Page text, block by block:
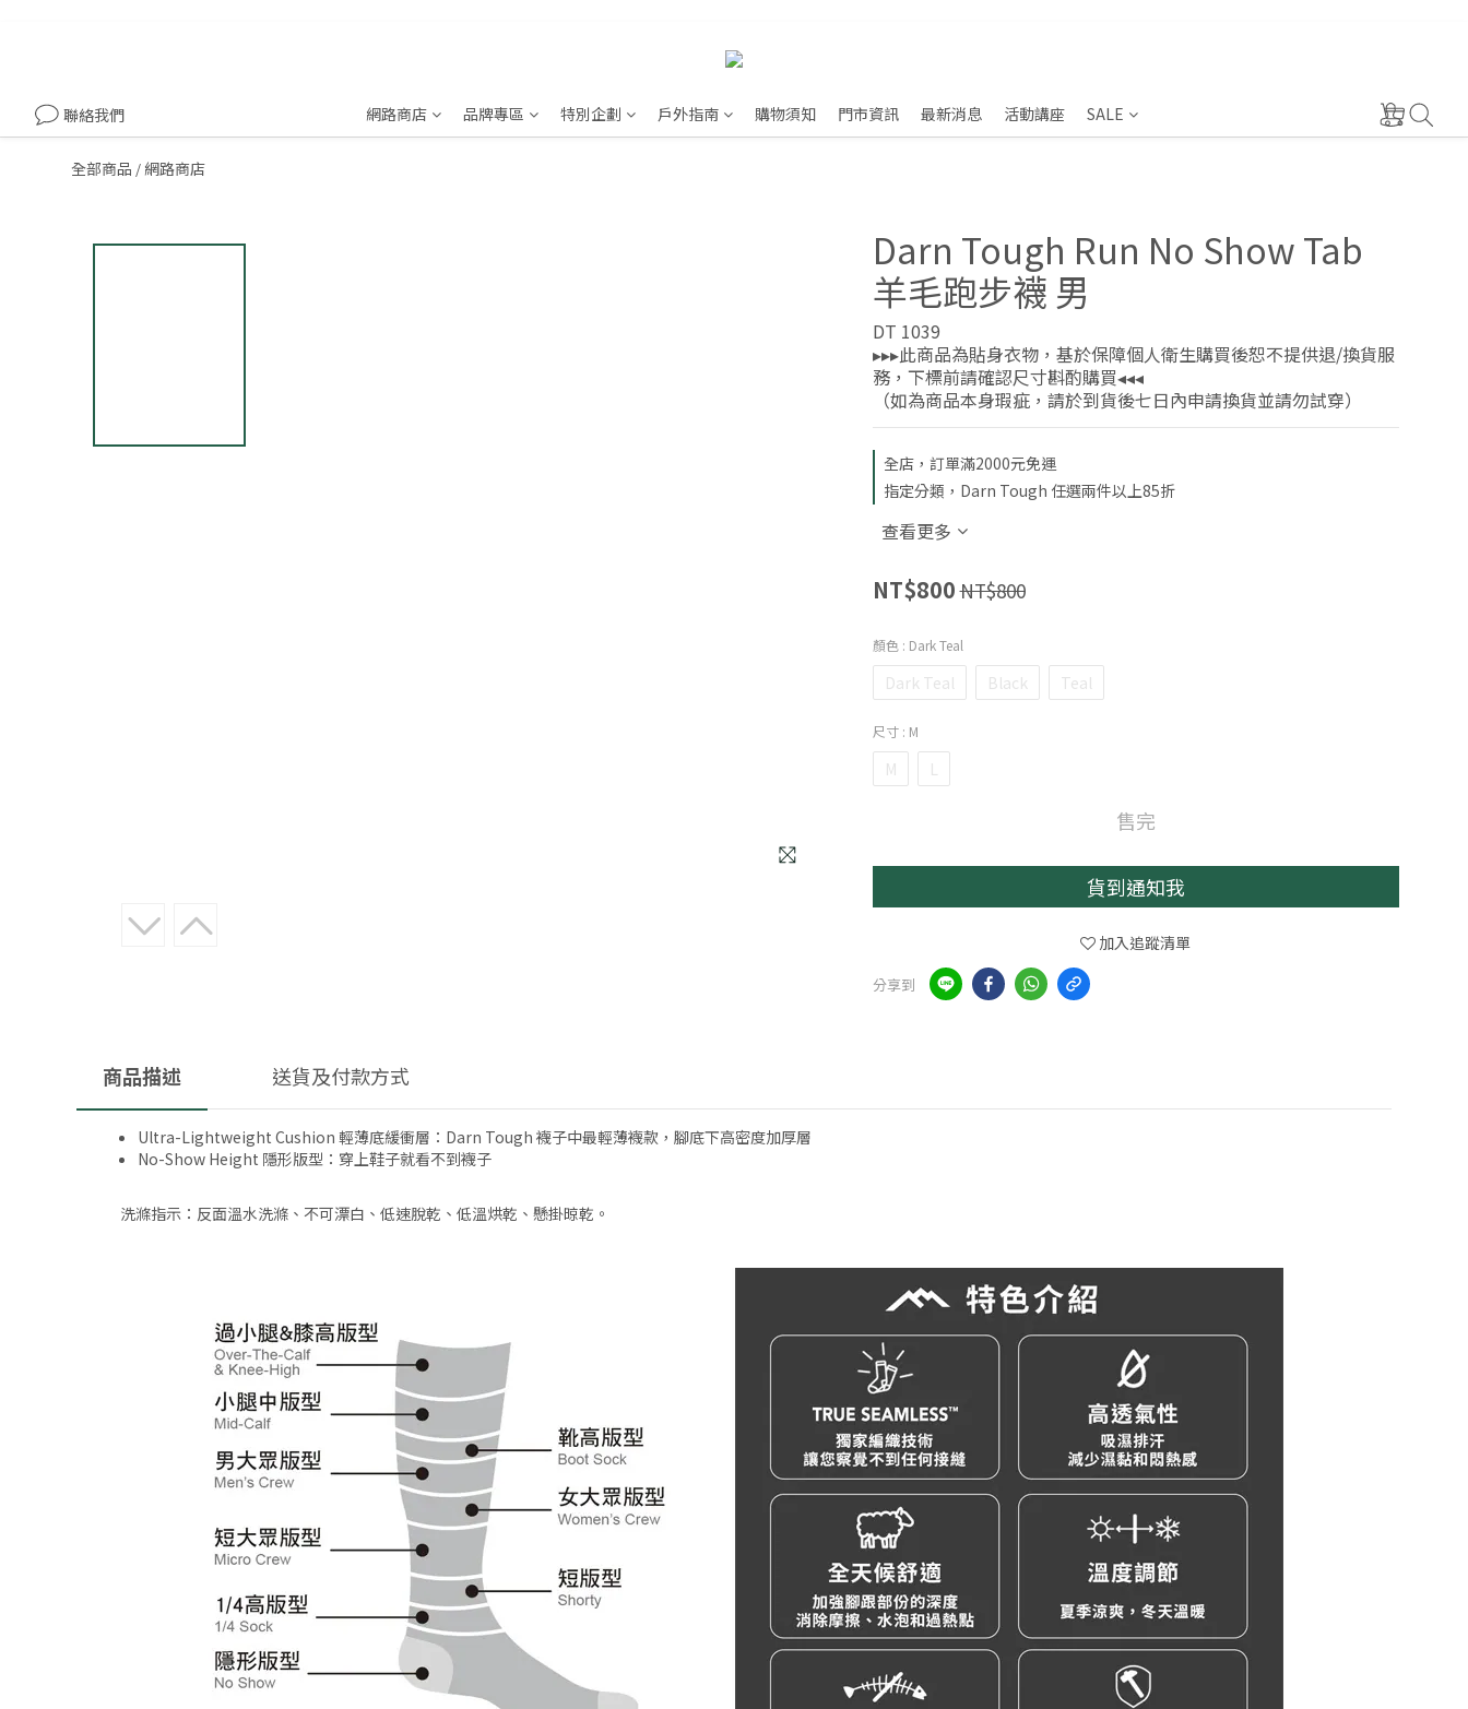
聯絡我們 網路商店 品牌專區 特別企劃 戶外指南 購物須知 門市資訊 最新消息 活動講座 SALE
全部商品 / 網路商店
Darn Tough Run No Show Tab
羊毛跑步襪 男
DT 1039
▸▸▸此商品為貼身衣物，基於保障個人衛生購買後恕不提供退/換貨服
務，下標前請確認尺寸斟酌購買◂◂◂
（如為商品本身瑕疵，請於到貨後七日內申請換貨並請勿試穿）
全店，訂單滿2000元免運
指定分類，Darn Tough 任選兩件以上85折
查看更多
NT$800NT$800
顏色 : Dark Teal
Dark Teal Black Teal
尺寸 : M
M L
售完
貨到通知我
加入追蹤清單
分享到
商品描述 送貨及付款方式
Ultra-Lightweight Cushion 輕薄底緩衝層：Darn Tough 襪子中最輕薄襪款，腳底下高密度加厚層
No-Show Height 隱形版型：穿上鞋子就看不到襪子
洗滌指示：反面溫水洗滌、不可漂白、低速脫乾、低溫烘乾、懸掛晾乾。